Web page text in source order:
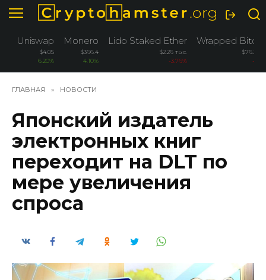
Перейти
содержанию
Uniswap
$4.05
6.20%
Monero
$366.4
4.10%
Lido Staked Ether
$2.26 тыс.
-3.76%
Wrapped
$76.2
-
ГЛАВНАЯ » НОВОСТИ
Японский издатель
электронных книг
переходит на DLT по
мере увеличения
спроса